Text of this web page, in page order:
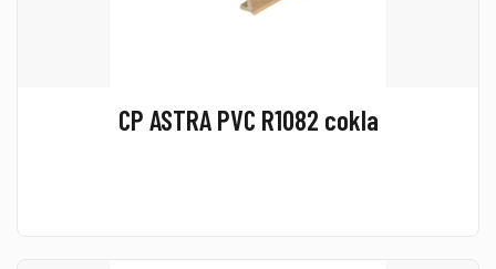
CP ASTRA PVC R1082 cokla